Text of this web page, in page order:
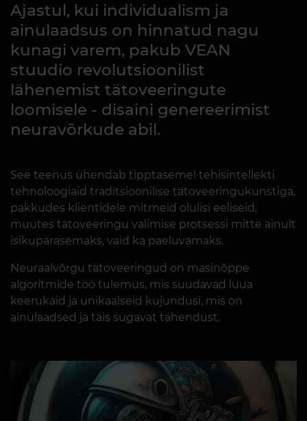
Ajastul, kui individualism ja
ainulaadsus on hinnatud nagu
kunagi varem, pakub VEAN
stuudio revolutsioonilist
lähenemist tätoveeringute
loomisele - disaini genereerimist
neuravõrkude abil.
See teenus ühendab tipptasemel tehisintellekti
tehnoloogiaid traditsioonilise tätoveeringukunstiga,
pakkudes klientidele mitmeid olulisi eeliseid,
muutes tätoveeringu valimise protsessi mitte ainult
isikupärasemaks, vaid ka paeluvamaks.
Neuraalvõrgu tätoveeringud on masinõppe
algoritmide töö tulemus, mis suudavad luua
keerukaid ja unikaalseid kujundusi, mis on
ainulaadsed ja täis sügavat tähendust.